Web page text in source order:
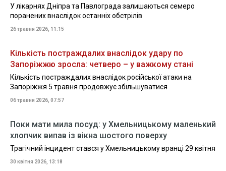
У лікарнях Дніпра та Павлограда залишаються семеро
поранених внаслідок останніх обстрілів
26 травня 2026, 11:15
Кількість постраждалих внаслідок удару по
Запоріжжю зросла: четверо – у важкому стані
Кількість постраждалих внаслідок російської атаки на
Запоріжжя 5 травня продовжує збільшуватися
06 травня 2026, 07:57
Поки мати мила посуд: у Хмельницькому маленький
хлопчик випав із вікна шостого поверху
Трагічний інцидент стався у Хмельницькому вранці 29 квітня
30 квітня 2026, 13:18